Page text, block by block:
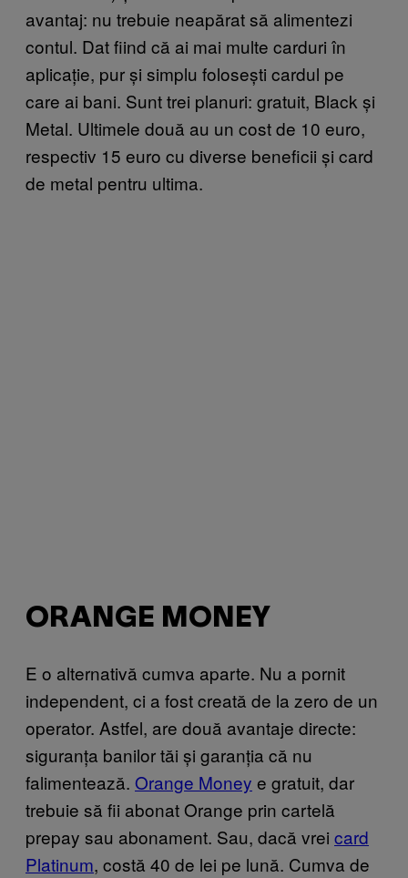
avantaj: nu trebuie neapărat să alimentezi
contul. Dat fiind că ai mai multe carduri în
aplicație, pur și simplu folosești cardul pe
care ai bani. Sunt trei planuri: gratuit, Black și
Metal. Ultimele două au un cost de 10 euro,
respectiv 15 euro cu diverse beneficii și card
de metal pentru ultima.
ORANGE MONEY
E o alternativă cumva aparte. Nu a pornit
independent, ci a fost creată de la zero de un
operator. Astfel, are două avantaje directe:
siguranța banilor tăi și garanția că nu
falimentează. Orange Money e gratuit, dar
trebuie să fii abonat Orange prin cartelă
prepay sau abonament. Sau, dacă vrei card
Platinum, costă 40 de lei pe lună. Cumva de